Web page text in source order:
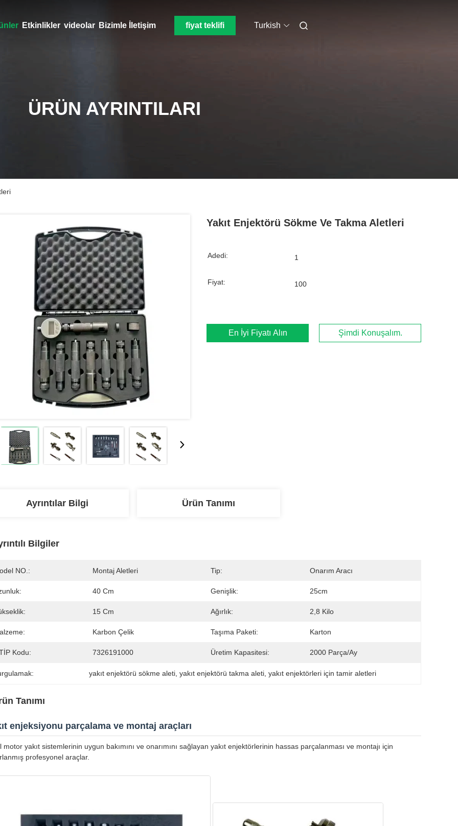
Etkinlikler videolar Bizimle İletişim fiyat teklifi Turkish
ÜRÜN AYRINTILARI
Yakıt Enjektörü Sökme Ve Takma Aletleri
Adedi: 1
Fiyat: 100
En İyi Fiyatı Alın Şimdi Konuşalım.
Ayrıntılar Bilgi Ürün Tanımı
Bilgiler
NO.: Montaj Aletleri Tip: Onarım Aracı
40 Cm Genişlik: 25cm
15 Cm Ağırlık: 2,8 Kilo
Karbon Çelik Taşıma Paketi: Karton
Kodu: 7326191000 Üretim Kapasitesi: 2000 Parça/Ay
yakıt enjektörü sökme aleti , yakıt enjektörü takma aleti , yakıt enjektörleri için tamir aletleri
Tanımı
enjeksiyonu parçalama ve montaj araçları
motor yakıt sistemlerinin uygun bakımını ve onarımını sağlayan yakıt enjektörlerinin hassas parçalanması ve montajı için
profesyonel araçlar.